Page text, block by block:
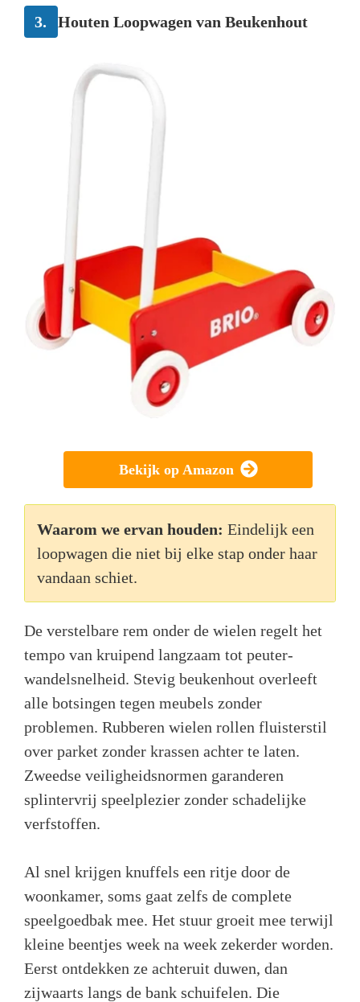
3. Houten Loopwagen van Beukenhout
Bekijk op Amazon
Waarom we ervan houden: Eindelijk een
loopwagen die niet bij elke stap onder haar
vandaan schiet.
De verstelbare rem onder de wielen regelt het
tempo van kruipend langzaam tot peuter-
wandelsnelheid. Stevig beukenhout overleeft
alle botsingen tegen meubels zonder
problemen. Rubberen wielen rollen fluisterstil
over parket zonder krassen achter te laten.
Zweedse veiligheidsnormen garanderen
splintervrij speelplezier zonder schadelijke
verfstoffen.
Al snel krijgen knuffels een ritje door de
woonkamer, soms gaat zelfs de complete
speelgoedbak mee. Het stuur groeit mee terwijl
kleine beentjes week na week zekerder worden.
Eerst ontdekken ze achteruit duwen, dan
zijwaarts langs de bank schuifelen. Die